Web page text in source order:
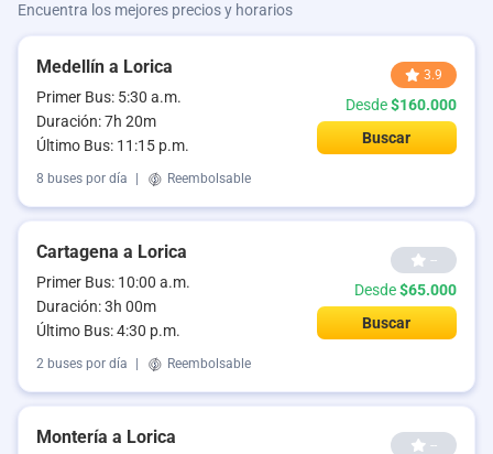
Encuentra los mejores precios y horarios
Medellín a Lorica
Primer Bus: 5:30 a.m.
Duración: 7h 20m
Último Bus: 11:15 p.m.
3.9
Desde$160.000
Buscar
8 buses por día Reembolsable
Cartagena a Lorica
Primer Bus: 10:00 a.m.
Duración: 3h 00m
Último Bus: 4:30 p.m.
--
Desde$65.000
Buscar
2 buses por día Reembolsable
Montería a Lorica --